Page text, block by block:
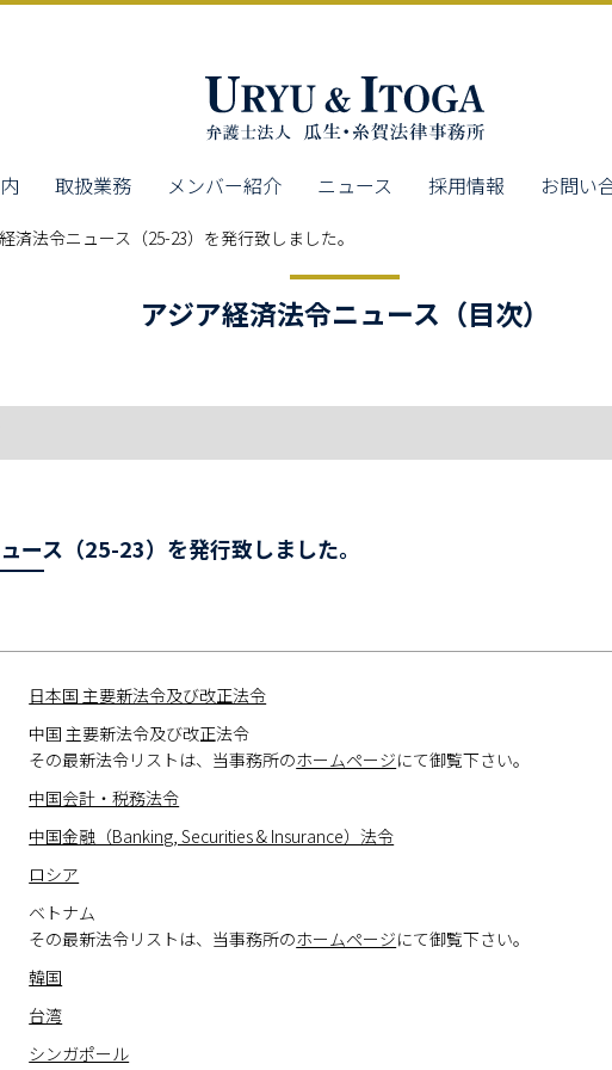
取扱業務 メンバー紹介 ニュース 採用情報 お問い
済法令ニュース（25-23）を発行致しました。
アジア経済法令ニュース（目次）
ース（25-23）を発行致しました。
日本国 主要新法令及び改正法令
中国 主要新法令及び改正法令
その最新法令リストは、当事務所のホームページにて御覧下さい。
中国会計・税務法令
中国金融（Banking, Securities & Insurance）法令
ロシア
ベトナム
その最新法令リストは、当事務所のホームページにて御覧下さい。
韓国
台湾
シンガポール